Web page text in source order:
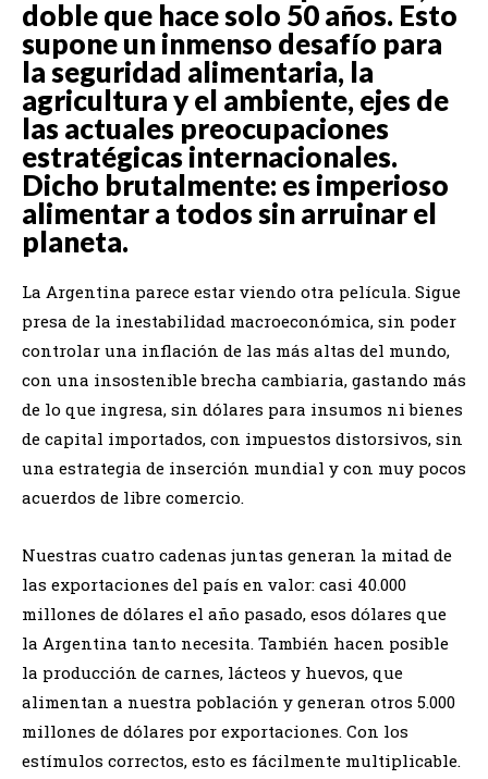
doble que hace solo 50 años. Esto
supone un inmenso desafío para
la seguridad alimentaria, la
agricultura y el ambiente, ejes de
las actuales preocupaciones
estratégicas internacionales.
Dicho brutalmente: es imperioso
alimentar a todos sin arruinar el
planeta.
La Argentina parece estar viendo otra película. Sigue
presa de la inestabilidad macroeconómica, sin poder
controlar una inflación de las más altas del mundo,
con una insostenible brecha cambiaria, gastando más
de lo que ingresa, sin dólares para insumos ni bienes
de capital importados, con impuestos distorsivos, sin
una estrategia de inserción mundial y con muy pocos
acuerdos de libre comercio.
Nuestras cuatro cadenas juntas generan la mitad de
las exportaciones del país en valor: casi 40.000
millones de dólares el año pasado, esos dólares que
la Argentina tanto necesita. También hacen posible
la producción de carnes, lácteos y huevos, que
alimentan a nuestra población y generan otros 5.000
millones de dólares por exportaciones. Con los
estímulos correctos, esto es fácilmente multiplicable.